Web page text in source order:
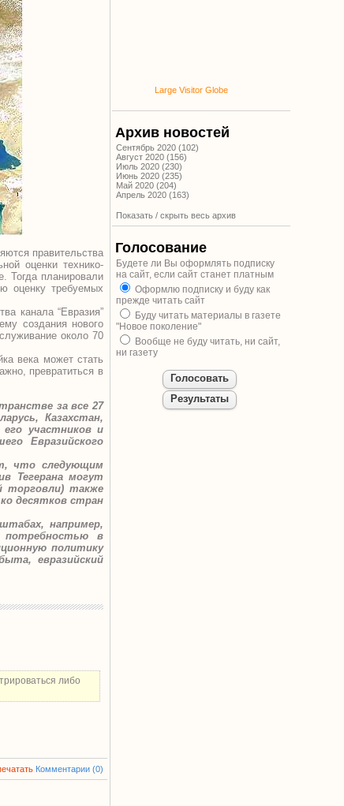
правительства
оценки технико-
Тогда планировали
оценку требуемых
канала “Евразия”
создания нового
около 70
века может стать
превратиться в
за все 27
Казахстан,
участников и
Евразийского
что следующим
Тегерана могут
торговли) также
десятков стран
например,
потребностью в
политику
евразийский
либо
Комментарии (0)
Large Visitor Globe
Архив новостей
Сентябрь 2020 (102)
Август 2020 (156)
Июль 2020 (230)
Июнь 2020 (235)
Май 2020 (204)
Апрель 2020 (163)
Показать / скрыть весь архив
Голосование
Будете ли Вы оформлять подписку
на сайт, если сайт станет платным
Оформлю подписку и буду как
прежде читать сайт
Буду читать материалы в газете
"Новое поколение"
Вообще не буду читать, ни сайт,
ни газету